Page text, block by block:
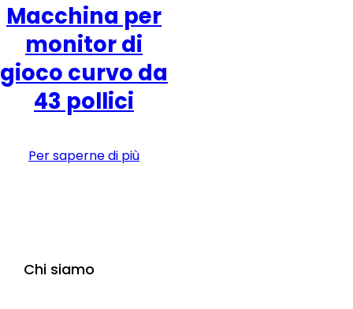
Macchina per
monitor di
gioco curvo da
43 pollici
Per saperne di più
Chi siamo